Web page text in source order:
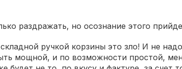
раздражать, но осознание этого
ручкой корзины это зло! И не
мощной, и по возможности простой,